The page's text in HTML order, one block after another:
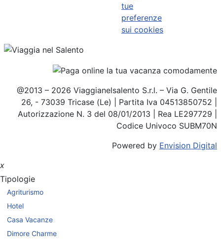
tue
preferenze
sui cookies
@2013 – 2026 Viaggianelsalento S.r.l. – Via G. Gentile
26, - 73039 Tricase (Le) | Partita Iva 04513850752 |
Autorizzazione N. 3 del 08/01/2013 | Rea LE297729 |
Codice Univoco SUBM70N
Powered by Envision Digital
x
Tipologie
Agriturismo
Hotel
Casa Vacanze
Dimore Charme